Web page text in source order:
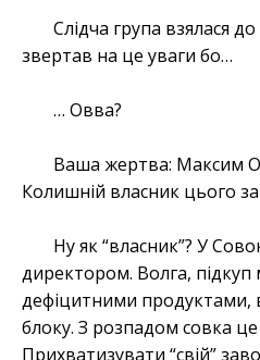
Слідча група взялася
звертав на це уваги бо…
… Овва?
Ваша жертва: Максим
Колишній власник цього
Ну як “власник”? У
директором. Волга, підкуп
дефіцитними продуктами,
блоку. З розпадом совка це
Прихватизувати “свій”